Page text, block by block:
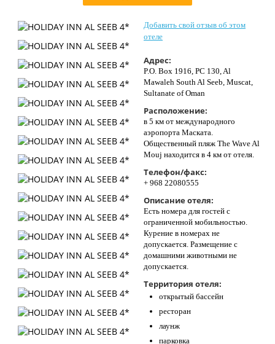
Контакты
Добавить свой отзыв об этом
отеле
Адрес:
P.O. Box 1916, PC 130, Al
Mawaleh South Al Seeb, Muscat,
Sultanate of Oman
Расположение:
в 5 км от международного
аэропорта Маската.
Общественный пляж The Wave Al
Mouj находится в 4 км от отеля.
Телефон/факс:
+ 968 22080555
Описание отеля:
Есть номера для гостей с
ограниченной мобильностью.
Курение в номерах не
допускается. Размещение с
домашними животными не
допускается.
Территория отеля:
открытый бассейн
ресторан
лаунж
парковка